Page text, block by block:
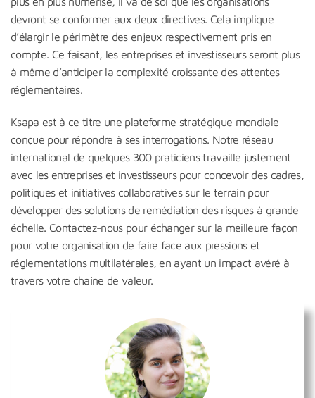
devront se conformer aux deux directives. Cela implique
d’élargir le périmètre des enjeux respectivement pris en
compte. Ce faisant, les entreprises et investisseurs seront plus
à même d’anticiper la complexité croissante des attentes
réglementaires.
Ksapa est à ce titre une plateforme stratégique mondiale
conçue pour répondre à ses interrogations. Notre réseau
international de quelques 300 praticiens travaille justement
avec les entreprises et investisseurs pour concevoir des cadres,
politiques et initiatives collaboratives sur le terrain pour
développer des solutions de remédiation des risques à grande
échelle. Contactez-nous pour échanger sur la meilleure façon
pour votre organisation de faire face aux pressions et
réglementations multilatérales, en ayant un impact avéré à
travers votre chaîne de valeur.